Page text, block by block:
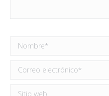
Nombre *
Correo electrónico *
Sitio web